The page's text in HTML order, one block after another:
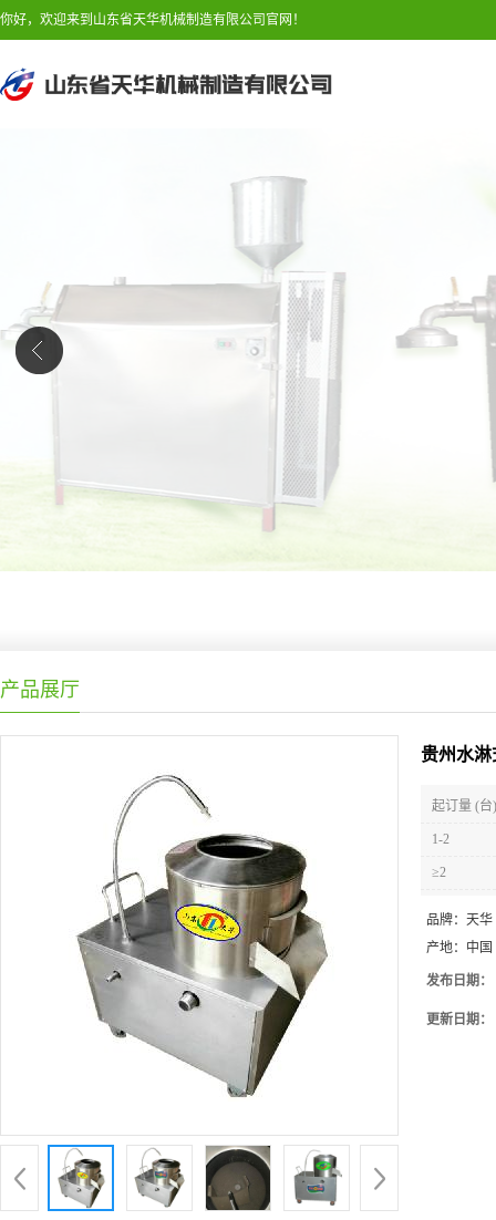
你好，欢迎来到山东省天华机械制造有限公司官网！
产品展厅
贵州水淋
起订量 (台)
1-2
≥2
品牌： 天华
产地： 中国
发布日期：
更新日期：